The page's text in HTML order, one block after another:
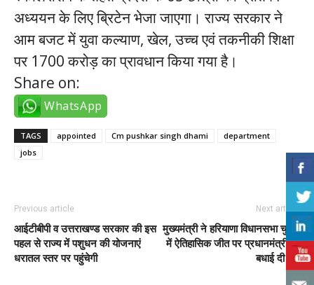
अध्ययन के लिए ब्रिटेन भेजा जाएगा। राज्य सरकार ने
आम बजट में युवा कल्याण, खेल, उच्च एवं तकनीकी शिक्षा
पर 1700 करोड़ का प्रावधान किया गया है।
Share on:
WhatsApp
TAGS appointed Cm pushkar singh dhami
department
jobs
Previous article
आईटीबीपी व उत्तराखण्ड सरकार की इस
पहल से राज्य में पशुधन की योजनाएं
धरातल स्तर पर पहुंचेगी
Next article
मुख्यमंत्री ने हरियाणा विधानसभा चुनाव
में ऐतिहासिक जीत पर प्रधानमंत्री को
बधाई दी।N